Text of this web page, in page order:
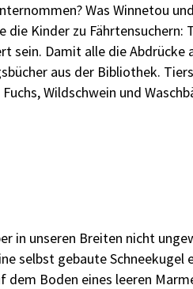
Was Winnetou
die Kinder zu Fährtensuchern:
sein. Damit alle die Abdrücke
aus der Bibliothek.
Wildschwein und
in unseren Breiten nicht
selbst gebaute
Boden eines leeren